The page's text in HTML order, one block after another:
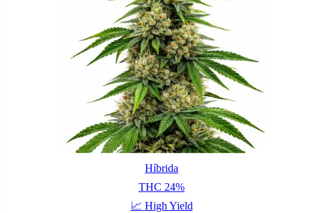
Híbrida
THC 24%
📈 High Yield